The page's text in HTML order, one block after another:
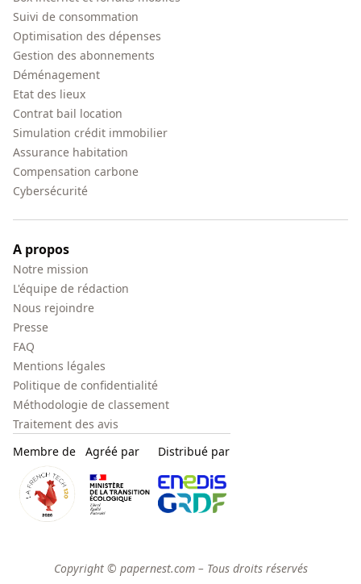
Suivi de consommation
Optimisation des dépenses
Gestion des abonnements
Déménagement
Etat des lieux
Contrat bail location
Simulation crédit immobilier
Assurance habitation
Compensation carbone
Cybersécurité
A propos
Notre mission
L'équipe de rédaction
Nous rejoindre
Presse
FAQ
Mentions légales
Politique de confidentialité
Méthodologie de classement
Traitement des avis
Membre de
Agréé par Distribué par
Copyright © papernest.com – Tous droits réservés